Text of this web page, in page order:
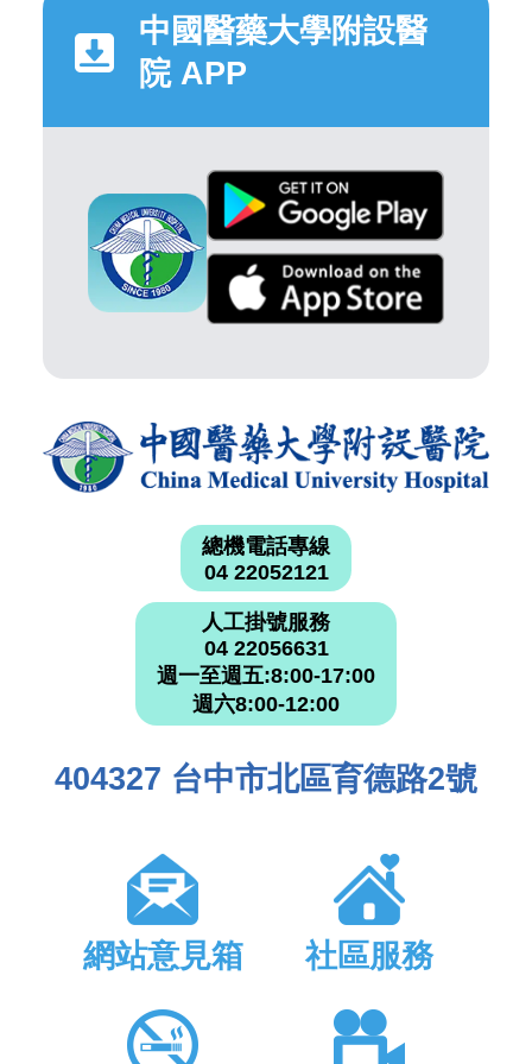
中國醫藥大學附設醫
院 APP
總機電話專線
04 22052121
人工掛號服務
04 22056631
週一至週五:8:00-17:00
週六8:00-12:00
404327 台中市北區育德路2號
網站意見箱 社區服務